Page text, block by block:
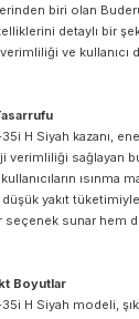
biri olan
detaylı bir
ve
H Siyah kazanı,
verimliliği sağlayan
ısınma
yakıt
sunar hem
Boyutlar
H Siyah modeli,